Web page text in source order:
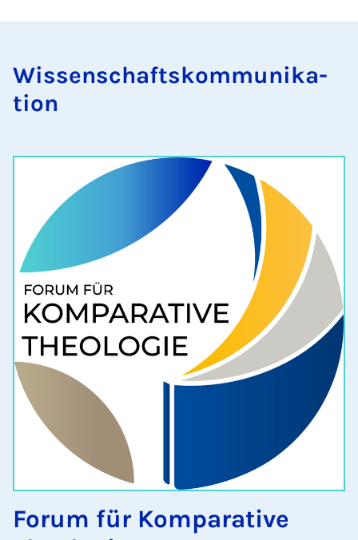
Wis­senschaft­skom­munika­
tion
Forum für Komparative